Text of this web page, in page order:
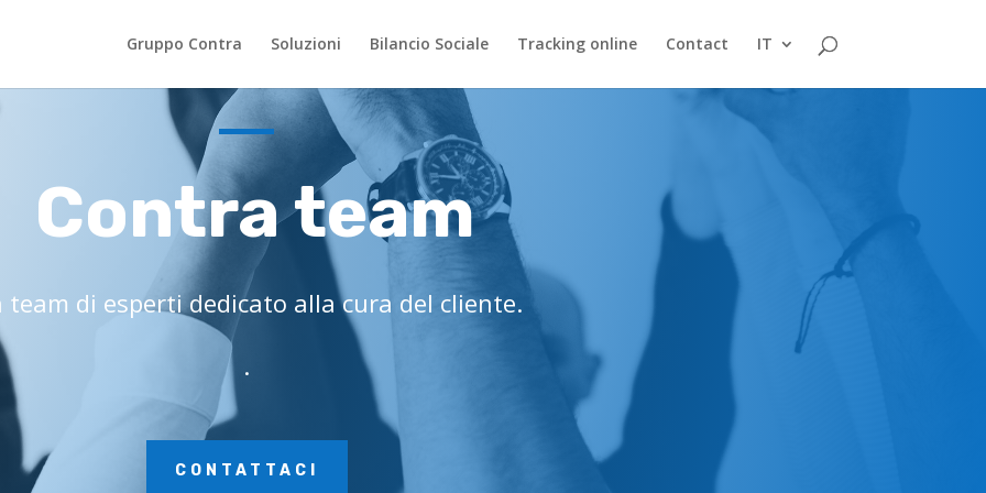
Gruppo Contra Soluzioni Bilancio Sociale Tracking online Contact IT
Contra team
team di esperti dedicato alla cura del cliente.
.
CONTATTACI